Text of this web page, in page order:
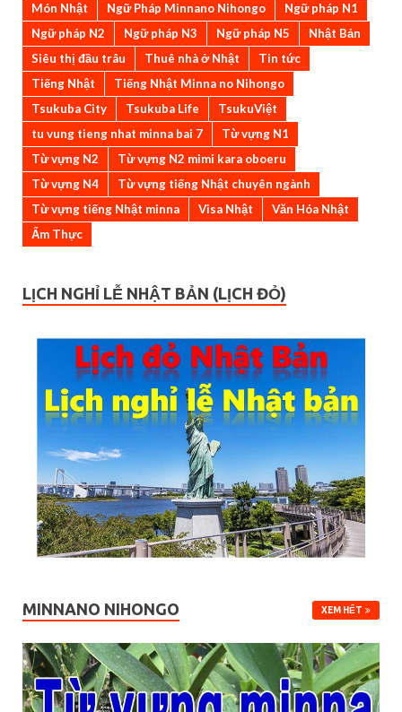
Món Nhật
Ngữ Pháp Minnano Nihongo
Ngữ pháp N1
Ngữ pháp N2
Ngữ pháp N3 Ngữ pháp N5
Nhật Bản
Siêu thị đầu trâu
Thuê nhà ở Nhật
Tin tức
Tiếng Nhật
Tiếng Nhật Minna no Nihongo
Tsukuba City
Tsukuba Life
TsukuViệt
tu vung tieng nhat minna bai 7
Từ vựng N1
Từ vựng N2
Từ vựng N2 mimi kara oboeru
Từ vựng N4
Từ vựng tiếng Nhật chuyên ngành
Từ vựng tiếng Nhật minna
Visa Nhật
Văn Hóa Nhật
Ẩm Thực
LỊCH NGHỈ LỄ NHẬT BẢN (LỊCH ĐỎ)
MINNANO NIHONGO XEM HẾT